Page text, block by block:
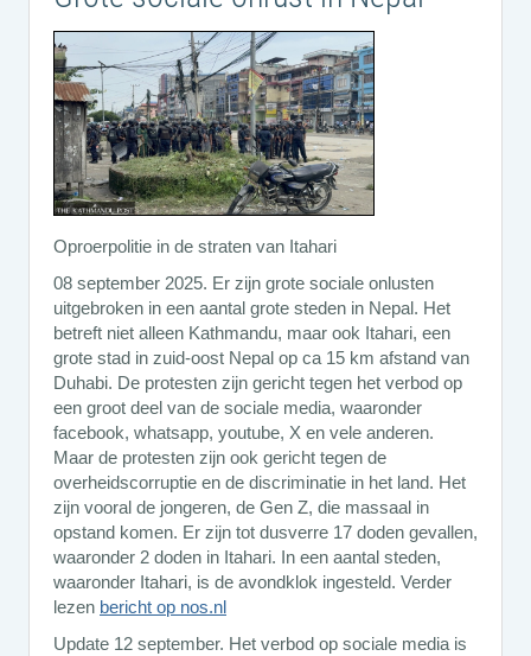
Oproerpolitie in de straten van Itahari
08 september 2025. Er zijn grote sociale onlusten
uitgebroken in een aantal grote steden in Nepal. Het
betreft niet alleen Kathmandu, maar ook Itahari, een
grote stad in zuid-oost Nepal op ca 15 km afstand van
Duhabi. De protesten zijn gericht tegen het verbod op
een groot deel van de sociale media, waaronder
facebook, whatsapp, youtube, X en vele anderen.
Maar de protesten zijn ook gericht tegen de
overheidscorruptie en de discriminatie in het land. Het
zijn vooral de jongeren, de Gen Z, die massaal in
opstand komen. Er zijn tot dusverre 17 doden gevallen,
waaronder 2 doden in Itahari. In een aantal steden,
waaronder Itahari, is de avondklok ingesteld. Verder
lezen bericht op nos.nl
Update 12 september. Het verbod op sociale media is